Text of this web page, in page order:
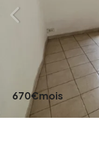
670€mois